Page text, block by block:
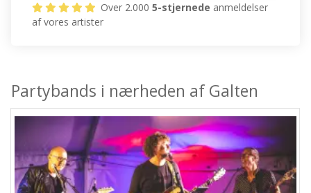
Over 2.0005-stjernede anmeldelser
af vores artister
Partybands i nærheden af Galten